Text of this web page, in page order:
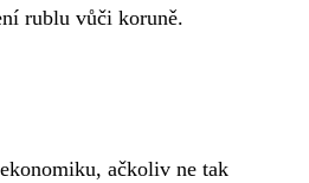
rublu vůči koruně.
ačkoliv ne tak